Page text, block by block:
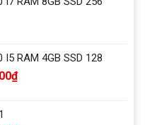
I5 RAM 4GB SSD 128
₫